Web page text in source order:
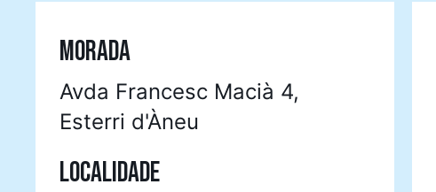
MORADA
Avda Francesc Macià 4,
Esterri d'Àneu
LOCALIDADE